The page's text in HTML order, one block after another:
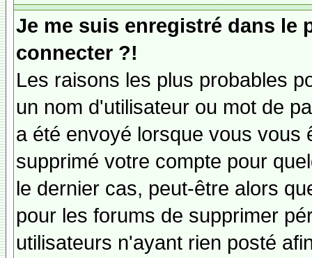
Je me suis enregistré dans le
connecter ?!
Les raisons les plus probables
un nom d'utilisateur ou mot de
a été envoyé lorsque vous vous
supprimé votre compte pour
le dernier cas, peut-être alors
pour les forums de supprimer
utilisateurs n'ayant rien posté